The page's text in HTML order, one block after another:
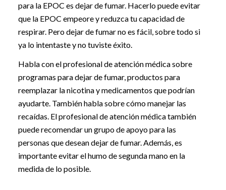
para la EPOC es dejar de fumar. Hacerlo puede evitar
que la EPOC empeore y reduzca tu capacidad de
respirar. Pero dejar de fumar no es fácil, sobre todo si
ya lo intentaste y no tuviste éxito.
Habla con el profesional de atención médica sobre
programas para dejar de fumar, productos para
reemplazar la nicotina y medicamentos que podrían
ayudarte. También habla sobre cómo manejar las
recaídas. El profesional de atención médica también
puede recomendar un grupo de apoyo para las
personas que desean dejar de fumar. Además, es
importante evitar el humo de segunda mano en la
medida de lo posible.